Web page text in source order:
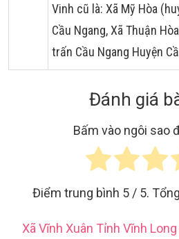
Vinh cũ là: Xã Mỹ Hòa
Cầu Ngang, Xã Thuận
trấn Cầu Ngang Huyện
Đánh giá
Bấm vào ngôi sao
Điểm trung bình 5 / 5.
Xã Vĩnh Xuân Tỉnh Vĩnh